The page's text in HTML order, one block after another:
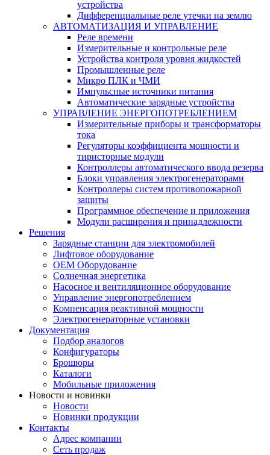
устройства
Дифференциальные реле утечки на землю
АВТОМАТИЗАЦИЯ И УПРАВЛЕНИЕ
Реле времени
Измерительные и контрольные реле
Устройства контроля уровня жидкостей
Промышленные реле
Микро ПЛК и ЧМИ
Импульсные источники питания
Автоматические зарядные устройства
УПРАВЛЕНИЕ ЭНЕРГОПОТРЕБЛЕНИЕМ
Измерительные приборы и трансформаторы
тока
Регуляторы коэффициента мощности и
тиристорные модули
Контроллеры автоматического ввода резерва
Блоки управления электрогенераторами
Контроллеры систем противопожарной
защиты
Программное обеспечение и приложения
Модули расширения и принадлежности
Решения
Зарядные станции для электромобилей
Лифтовое оборудование
ОЕМ Оборудование
Солнечная энергетика
Насосное и вентиляционное оборудование
Управление энергопотреблением
Компенсация реактивной мощности
Электрогенераторные установки
Документация
Подбор аналогов
Конфигураторы
Брошюры
Каталоги
Мобильные приложения
Новости и новинки
Новости
Новинки продукции
Контакты
Адрес компании
Сеть продаж